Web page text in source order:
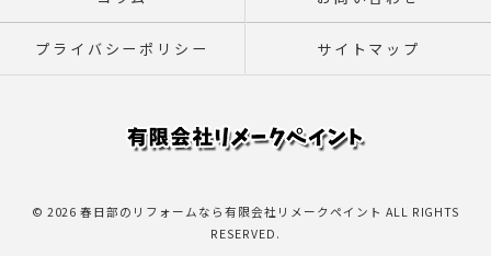
プライバシーポリシー サイトマップ
© 2026 春日部のリフォームなら有限会社リメークペイント ALL RIGHTS
RESERVED.